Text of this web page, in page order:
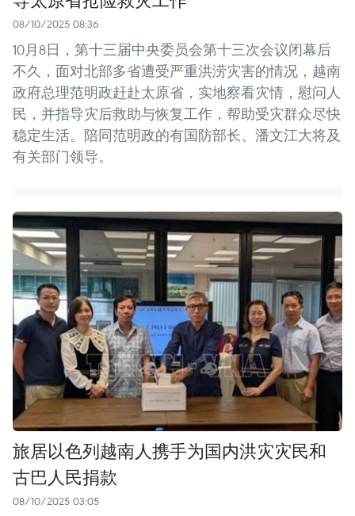
08/10/2025 08:36
10月8日，第十三届中央委员会第十三次会议闭幕后
不久，面对北部多省遭受严重洪涝灾害的情况，越南
政府总理范明政赶赴太原省，实地察看灾情，慰问人
民，并指导灾后救助与恢复工作，帮助受灾群众尽快
稳定生活。陪同范明政的有国防部长、潘文江大将及
有关部门领导。
旅居以色列越南人携手为国内洪灾灾民和
古巴人民捐款
08/10/2025 03:05